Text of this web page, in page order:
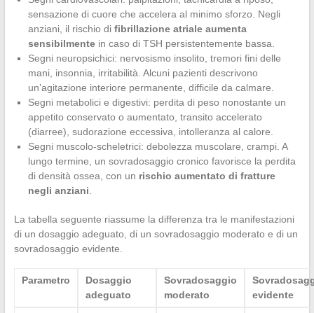
sensazione di cuore che accelera al minimo sforzo. Negli
anziani, il rischio di fibrillazione atriale aumenta
sensibilmentein caso di TSH persistentemente bassa.
Segni neuropsichici: nervosismo insolito, tremori fini delle
mani, insonnia, irritabilità. Alcuni pazienti descrivono
un’agitazione interiore permanente, difficile da calmare.
Segni metabolici e digestivi: perdita di peso nonostante un
appetito conservato o aumentato, transito accelerato
(diarree), sudorazione eccessiva, intolleranza al calore.
Segni muscolo-scheletrici: debolezza muscolare, crampi. A
lungo termine, un sovradosaggio cronico favorisce la perdita
di densità ossea, con un rischio aumentato di fratture
negli anziani.
La tabella seguente riassume la differenza tra le manifestazioni
di un dosaggio adeguato, di un sovradosaggio moderato e di un
sovradosaggio evidente.
Parametro
Dosaggio
adeguato
Sovradosaggio
moderato
evidente